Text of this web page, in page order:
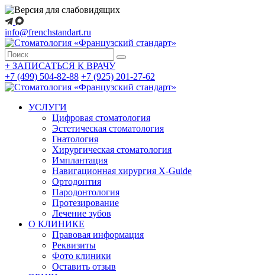
info@frenchstandart.ru
+ ЗАПИСАТЬСЯ К ВРАЧУ
+7 (499) 504-82-88 +7 (925) 201-27-62
УСЛУГИ
Цифровая стоматология
Эстетическая стоматология
Гнатология
Хирургическая стоматология
Имплантация
Навигационная хирургия X-Guide
Ортодонтия
Пародонтология
Протезирование
Лечение зубов
О КЛИНИКЕ
Правовая информация
Реквизиты
Фото клиники
Оставить отзыв